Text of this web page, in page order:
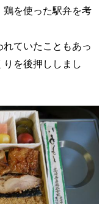
鶏を使った駅弁を考
ていたこともあっ
を後押ししまし